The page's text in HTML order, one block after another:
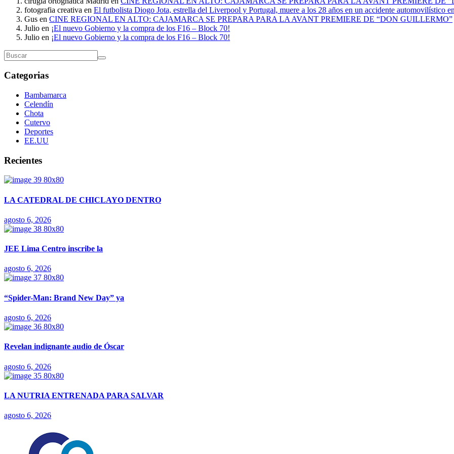
fotografia creativa en El futbolista Diogo Jota, estrella del Liverpool y Portugal, muere a los 28 años en un accidente automovilístico
Gus en CINE REGIONAL EN ALTO: CAJAMARCA SE PREPARA PARA LA AVANT PREMIERE DE “DON GUILLERMO”
Julio en ¡El nuevo Gobierno y la compra de los F16 – Block 70!
Julio en ¡El nuevo Gobierno y la compra de los F16 – Block 70!
Categorias
Bambamarca
Celendín
Chota
Cutervo
Deportes
EE.UU
Recientes
LA CATEDRAL DE CHICLAYO DENTRO
agosto 6, 2026
JEE Lima Centro inscribe la
agosto 6, 2026
“Spider-Man: Brand New Day” ya
agosto 6, 2026
Revelan indignante audio de Óscar
agosto 6, 2026
LA NUTRIA ENTRENADA PARA SALVAR
agosto 6, 2026